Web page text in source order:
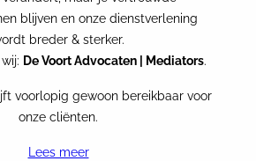
arbeid en toekomstgerichte
samenkomen. Onze collega
is samen met Stefan Pool, die
blijven en onze dienstverlening
breder & sterker.
De Voort Advocaten | Mediators.
voorlopig gewoon bereikbaar voor
onze cliënten.
Lees meer